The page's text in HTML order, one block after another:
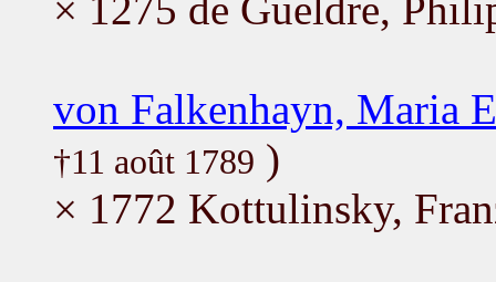
von Falkenhayn, Maria
†11 août 1789 )
× 1772 Kottulinsky,